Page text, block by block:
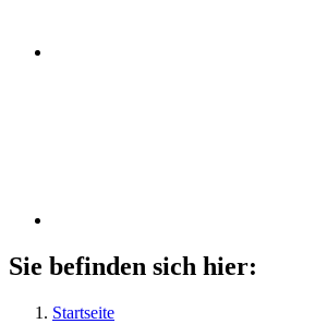
Sie befinden sich hier:
Startseite